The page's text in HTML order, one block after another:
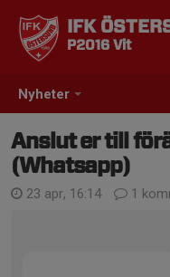
Nyheter
IFK
P2016 Vit
Anslut er till
(Whatsapp)
23 apr, 16:14 1